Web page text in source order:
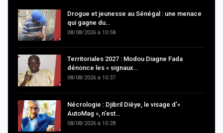
Drogue et jeunesse au Sénégal : une menace
qui gagne du…
08/08/2026 à 10:58
Territoriales 2027 : Modou Diagne Fada
dénonce les « signaux…
08/08/2026 à 10:37
Nécrologie : Djibril Dièye, le visage d’«
AutoMag », n’est…
08/08/2026 à 10:28